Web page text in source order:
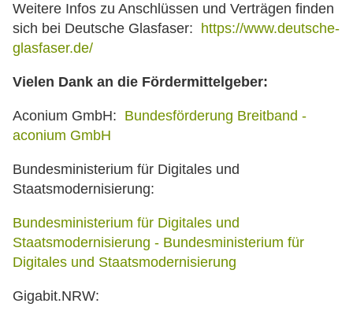
Weitere Infos zu Anschlüssen und Verträgen finden
sich bei Deutsche Glasfaser: https://www.deutsche-
glasfaser.de/
Vielen Dank an die Fördermittelgeber:
Aconium GmbH: Bundesförderung Breitband -
aconium GmbH
Bundesministerium für Digitales und
Staatsmodernisierung:
Bundesministerium für Digitales und
Staatsmodernisierung - Bundesministerium für
Digitales und Staatsmodernisierung
Gigabit.NRW: